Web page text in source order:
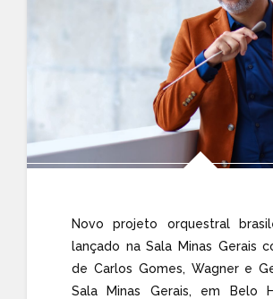
Novo projeto orquestral
lançado na Sala Minas Gerais
de Carlos Gomes, Wagner e
Sala Minas Gerais, em Belo